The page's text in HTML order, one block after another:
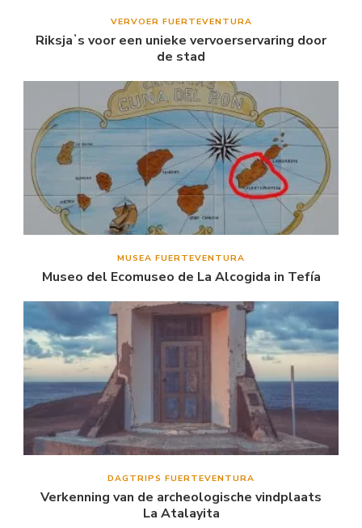
VERVOER FUERTEVENTURA
Riksjaʼs voor een unieke vervoerservaring door
de stad
MUSEA FUERTEVENTURA
Museo del Ecomuseo de La Alcogida in Tefía
DAGTRIPS FUERTEVENTURA
Verkenning van de archeologische vindplaats
La Atalayita